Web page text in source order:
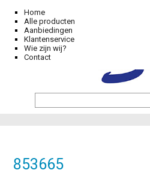
Home
Alle producten
Aanbiedingen
Klantenservice
Wie zijn wij?
Contact
853665